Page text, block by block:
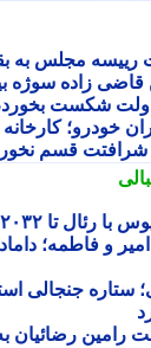
مجلس به
زاده سوژه
شکست بخورد،
کارخانه از
قسم نخور!
تمدید شد
و فاطمه؛ داماد
جنجالی
رضائیان به